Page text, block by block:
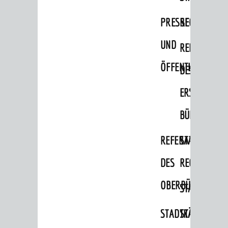
PRESSE-
UND REFERAT
DES
ERSTEN
REFERAT
DES
STABSSTELLE
RECHT
STADTKÄMMEREI
Vermiete doch an deine Stadt